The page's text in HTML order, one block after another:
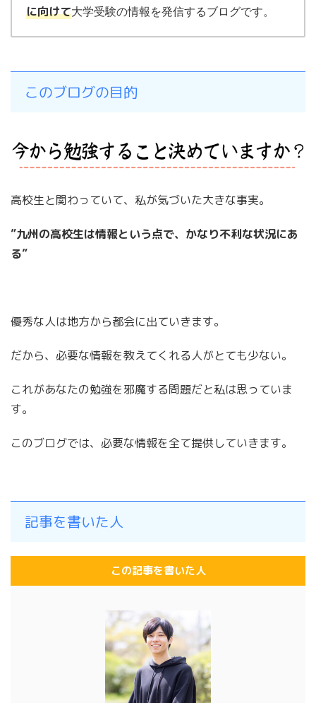
に向けて大学受験の情報を発信するブログです。
このブログの目的
高校生と関わっていて、私が気づいた大きな事実。
”九州の高校生は情報という点で、かなり不利な状況にあ
る”
優秀な人は地方から都会に出ていきます。
だから、必要な情報を教えてくれる人がとても少ない。
これがあなたの勉強を邪魔する問題だと私は思っていま
す。
このブログでは、必要な情報を全て提供していきます。
記事を書いた人
この記事を書いた人